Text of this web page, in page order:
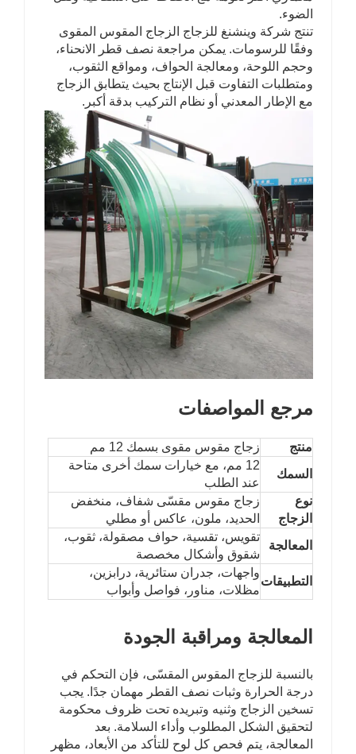
الضوء.
تنتج شركة وينشنغ للزجاج الزجاج المقوس المقوى
وفقًا للرسومات. يمكن مراجعة نصف قطر الانحناء،
وحجم اللوحة، ومعالجة الحواف، ومواقع الثقوب،
ومتطلبات التفاوت قبل الإنتاج بحيث يتطابق الزجاج
مع الإطار المعدني أو نظام التركيب بدقة أكبر.
مرجع المواصفات
منتج
زجاج مقوس مقوى بسمك 12 مم
السمك
12 مم، مع خيارات سمك أخرى متاحة
عند الطلب
نوع
الزجاج
زجاج مقوس مقسّى شفاف، منخفض
الحديد، ملون، عاكس أو مطلي
المعالجة
تقويس، تقسية، حواف مصقولة، ثقوب،
شقوق وأشكال مخصصة
التطبيقات
واجهات، جدران ستائرية، درابزين،
مظلات، مناور، فواصل وأبواب
المعالجة ومراقبة الجودة
بالنسبة للزجاج المقوس المقسّى، فإن التحكم في
درجة الحرارة وثبات نصف القطر مهمان جدًا. يجب
تسخين الزجاج وثنيه وتبريده تحت ظروف محكومة
لتحقيق الشكل المطلوب وأداء السلامة. بعد
المعالجة، يتم فحص كل لوح للتأكد من الأبعاد، مظهر